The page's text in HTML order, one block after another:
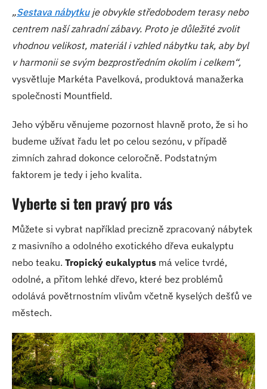
„Sestava nábytkuje obvykle středobodem terasy nebo
centrem naší zahradní zábavy. Proto je důležité zvolit
vhodnou velikost, materiál i vzhled nábytku tak, aby byl
v harmonii se svým bezprostředním okolím i celkem“,
vysvětluje Markéta Pavelková, produktová manažerka
společnosti Mountfield.
Jeho výběru věnujeme pozornost hlavně proto, že si ho
budeme užívat řadu let po celou sezónu, v případě
zimních zahrad dokonce celoročně. Podstatným
faktorem je tedy i jeho kvalita.
Vyberte si ten pravý pro vás
Můžete si vybrat například precizně zpracovaný nábytek
z masivního a odolného exotického dřeva eukalyptu
nebo teaku. Tropický eukalyptus má velice tvrdé,
odolné, a přitom lehké dřevo, které bez problémů
odolává povětrnostním vlivům včetně kyselých dešťů ve
městech.